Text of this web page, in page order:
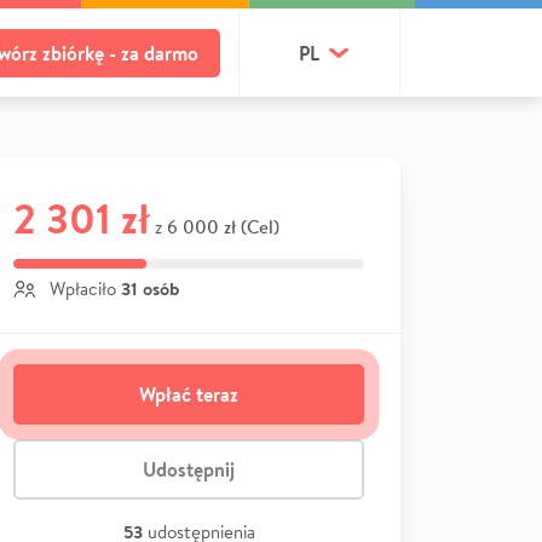
zbiórkę - za darmo PL
2 301 zł z 6 000 zł (Cel)
Wpłaciło 31 osób
Wpłać teraz
Udostępnij
53 udostępnienia